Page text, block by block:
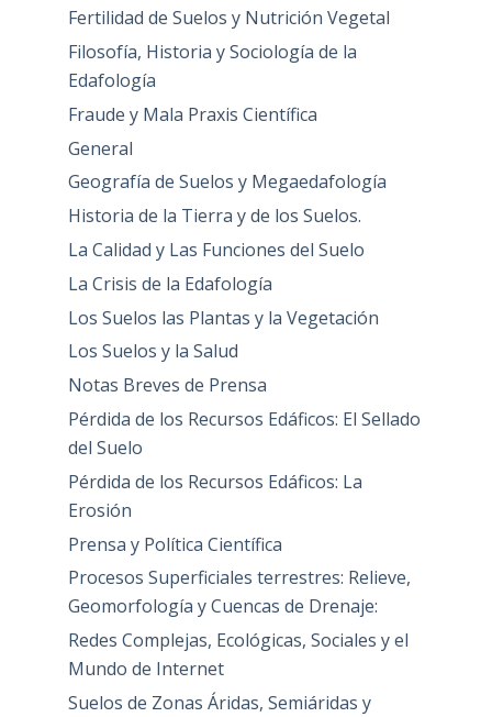
Fertilidad de Suelos y Nutrición Vegetal
Filosofía, Historia y Sociología de la
Edafología
Fraude y Mala Praxis Científica
General
Geografía de Suelos y Megaedafología
Historia de la Tierra y de los Suelos.
La Calidad y Las Funciones del Suelo
La Crisis de la Edafología
Los Suelos las Plantas y la Vegetación
Los Suelos y la Salud
Notas Breves de Prensa
Pérdida de los Recursos Edáficos: El Sellado
del Suelo
Pérdida de los Recursos Edáficos: La
Erosión
Prensa y Política Científica
Procesos Superficiales terrestres: Relieve,
Geomorfología y Cuencas de Drenaje:
Redes Complejas, Ecológicas, Sociales y el
Mundo de Internet
Suelos de Zonas Áridas, Semiáridas y